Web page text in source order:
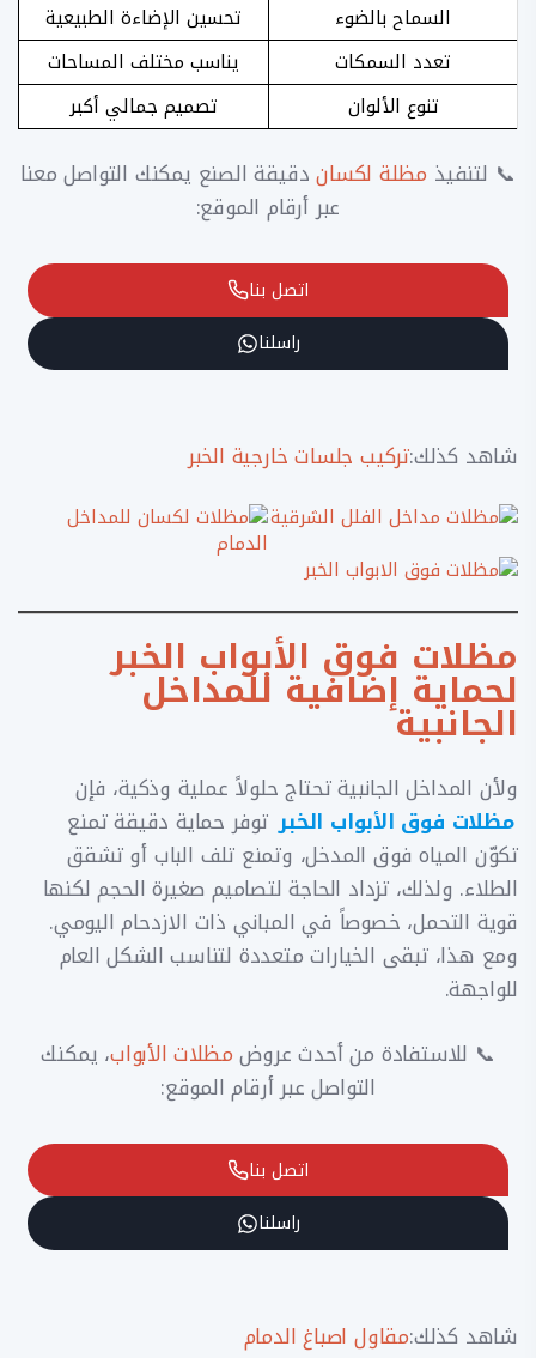
السماح بالضوء
تحسين الإضاءة الطبيعية
تعدد السمكات
يناسب مختلف المساحات
تنوع الألوان
تصميم جمالي أكبر
📞 لتنفيذ مظلة لكساندقيقة الصنع يمكنك التواصل معنا
عبر أرقام الموقع:
اتصل بنا
راسلنا
شاهد كذلك:تركيب جلسات خارجية الخبر
مظلات فوق الأبواب الخبر
لحماية إضافية للمداخل
الجانبية
ولأن المداخل الجانبية تحتاج حلولاً عملية وذكية، فإن
مظلات فوق الأبواب الخبر توفر حماية دقيقة تمنع
تكوّن المياه فوق المدخل، وتمنع تلف الباب أو تشقق
الطلاء. ولذلك، تزداد الحاجة لتصاميم صغيرة الحجم لكنها
قوية التحمل، خصوصاً في المباني ذات الازدحام اليومي.
ومع هذا، تبقى الخيارات متعددة لتناسب الشكل العام
للواجهة.
📞 للاستفادة من أحدث عروضمظلات الأبواب، يمكنك
التواصل عبر أرقام الموقع:
اتصل بنا
راسلنا
شاهد كذلك:مقاول اصباغ الدمام